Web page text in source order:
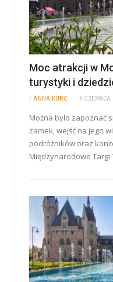
Moc atrakcji w
turystyki i
/ANNA KURC 9 CZERWCA
Można było zapoznać
zamek, wejść na jego
podróżników oraz
Międzynarodowe